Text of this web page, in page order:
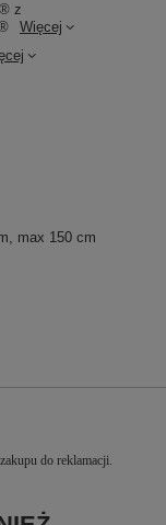
z
Więcej
max 150 cm
do reklamacji.